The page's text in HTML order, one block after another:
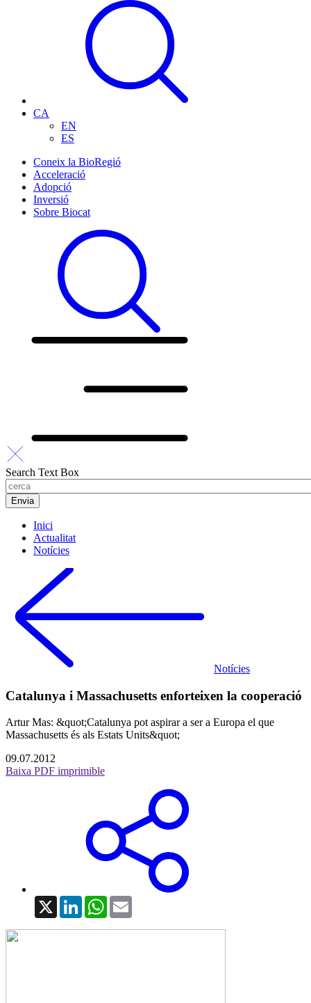
CA
EN
ES
Coneix la BioRegió
Acceleració
Adopció
Inversió
Sobre Biocat
Search Text Box
Inici
Actualitat
Notícies
Notícies
Catalunya i Massachusetts enforteixen la cooperació
Artur Mas: &quot;Catalunya pot aspirar a ser a Europa el que
Massachusetts és als Estats Units&quot;
09.07.2012
Baixa PDF imprimible
X LinkedInWhatsApp